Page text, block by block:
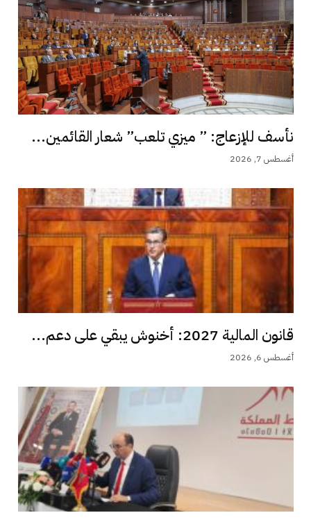
نأسف للإزعاج: ” ميزي تلعب” شعار القائمين...
أغسطس 7, 2026
قانون المالية 2027: أخنوش يبقي على دعم...
أغسطس 6, 2026